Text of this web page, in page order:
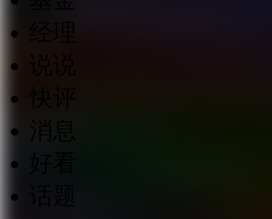
说说